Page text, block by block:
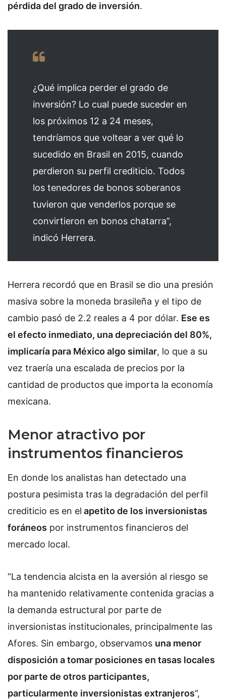
pérdida del grado de inversión.
¿Qué implica perder el grado de
inversión? Lo cual puede suceder en
los próximos 12 a 24 meses,
tendríamos que voltear a ver qué lo
sucedido en Brasil en 2015, cuando
perdieron su perfil crediticio. Todos
los tenedores de bonos soberanos
tuvieron que venderlos porque se
convirtieron en bonos chatarra”,
indicó Herrera.
Herrera recordó que en Brasil se dio una presión
masiva sobre la moneda brasileña y el tipo de
cambio pasó de 2.2 reales a 4 por dólar. Ese es
el efecto inmediato, una depreciación del 80%,
implicaría para México algo similar, lo que a su
vez traería una escalada de precios por la
cantidad de productos que importa la economía
mexicana.
Menor atractivo por
instrumentos financieros
En donde los analistas han detectado una
postura pesimista tras la degradación del perfil
crediticio es en el apetito de los inversionistas
foráneos por instrumentos financieros del
mercado local.
“La tendencia alcista en la aversión al riesgo se
ha mantenido relativamente contenida gracias a
la demanda estructural por parte de
inversionistas institucionales, principalmente las
Afores. Sin embargo, observamos una menor
disposición a tomar posiciones en tasas locales
por parte de otros participantes,
particularmente inversionistas extranjeros“,